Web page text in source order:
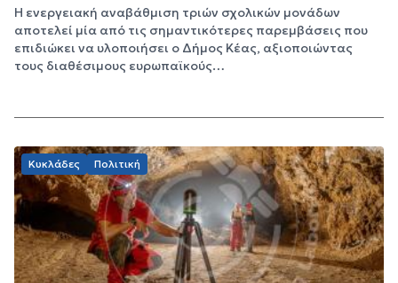
Η ενεργειακή αναβάθμιση τριών σχολικών μονάδων
αποτελεί μία από τις σημαντικότερες παρεμβάσεις που
επιδιώκει να υλοποιήσει ο Δήμος Κέας, αξιοποιώντας
τους διαθέσιμους ευρωπαϊκούς…
Κυκλάδες Πολιτική